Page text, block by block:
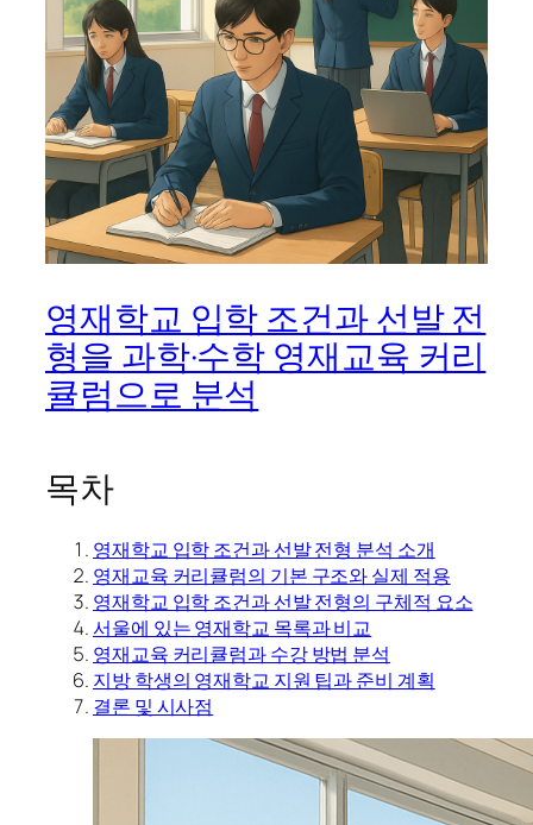
영재학교 입학 조건과 선발 전
형을 과학·수학 영재교육 커리
큘럼으로 분석
목차
영재학교 입학 조건과 선발 전형 분석 소개
영재교육 커리큘럼의 기본 구조와 실제 적용
영재학교 입학 조건과 선발 전형의 구체적 요소
서울에 있는 영재학교 목록과 비교
영재교육 커리큘럼과 수강 방법 분석
지방 학생의 영재학교 지원 팁과 준비 계획
결론 및 시사점